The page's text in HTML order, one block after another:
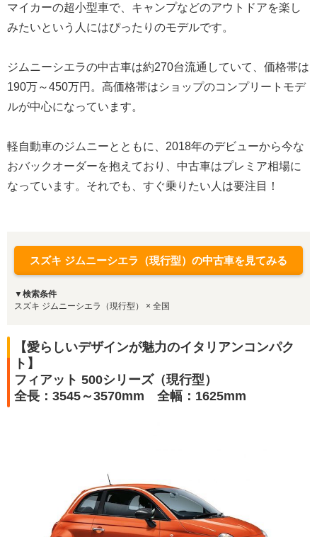
マイカーの超小型車で、キャンプなどのアウトドアを楽し
みたいという人にはぴったりのモデルです。
ジムニーシエラの中古車は約270台流通していて、価格帯は
190万～450万円。高価格帯はショップのコンプリートモデ
ルが中心になっています。
軽自動車のジムニーとともに、2018年のデビューから今な
おバックオーダーを抱えており、中古車はプレミア相場に
なっています。それでも、すぐ乗りたい人は要注目！
スズキ ジムニーシエラ（現行型）の中古車を見てみる
▼検索条件
スズキ ジムニーシエラ（現行型） × 全国
【愛らしいデザインが魅力のイタリアンコンパク
ト】
フィアット 500シリーズ（現行型）
全長：3545～3570mm 全幅：1625mm